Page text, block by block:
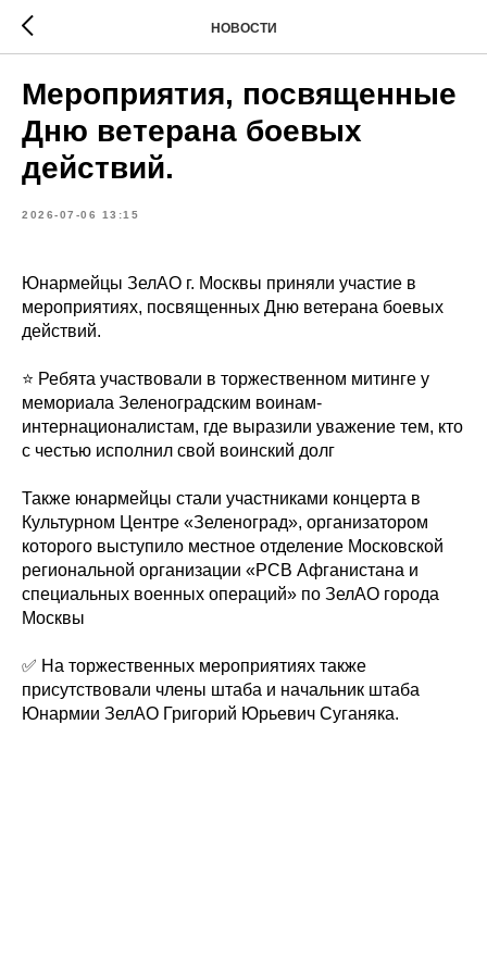
НОВОСТИ
Мероприятия, посвященные
Дню ветерана боевых
действий.
2026-07-06 13:15
Юнармейцы ЗелАО г. Москвы приняли участие в
мероприятиях, посвященных Дню ветерана боевых
действий.
⭐ Ребята участвовали в торжественном митинге у
мемориала Зеленоградским воинам-
интернационалистам, где выразили уважение тем, кто
с честью исполнил свой воинский долг
Также юнармейцы стали участниками концерта в
Культурном Центре «Зеленоград», организатором
которого выступило местное отделение Московской
региональной организации «РСВ Афганистана и
специальных военных операций» по ЗелАО города
Москвы
✅ На торжественных мероприятиях также
присутствовали члены штаба и начальник штаба
Юнармии ЗелАО Григорий Юрьевич Суганяка.